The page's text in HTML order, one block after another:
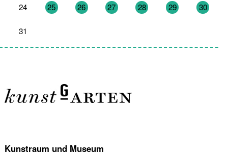
24 25 26 27 28 29 30
31
Kunstraum und Museum